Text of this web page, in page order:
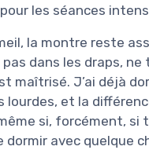
les séances
la montre reste
pas dans les draps,
maîtrisé. J’ai déjà
lourdes, et la
si, forcément, si
dormir avec quelque